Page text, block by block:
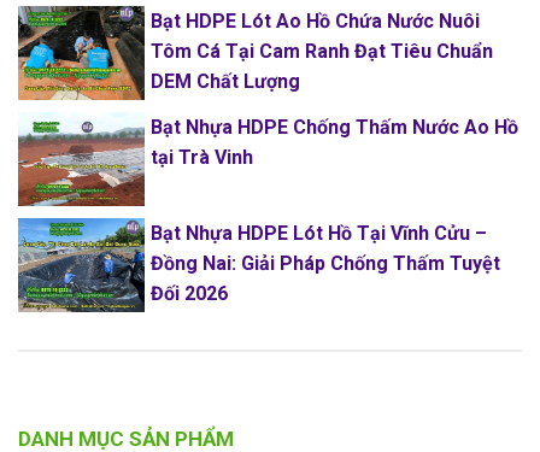
DANH MỤC SẢN PHẨM
Bạt HDPE Lót Ao Hồ Chứa Nước Nuôi
Tôm Cá Tại Cam Ranh Đạt Tiêu Chuẩn
DEM Chất Lượng
Bạt Nhựa HDPE Chống Thấm Nước Ao Hồ
tại Trà Vinh
Bạt Nhựa HDPE Lót Hồ Tại Vĩnh Cửu –
Đồng Nai: Giải Pháp Chống Thấm Tuyệt
Đối 2026